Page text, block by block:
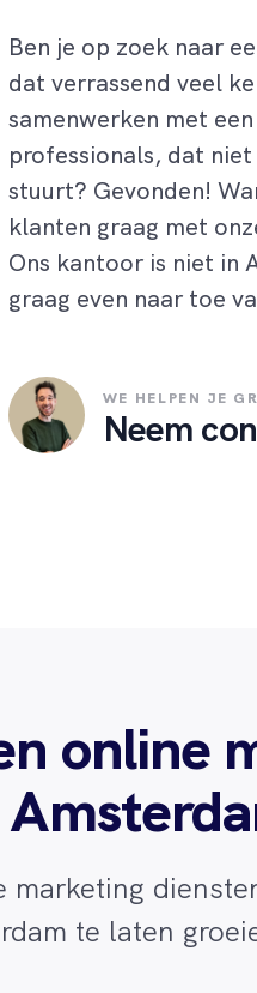
Ben je op zoek naar
dat verrassend veel
samenwerken met
professionals, dat
stuurt? Gevonden!
klanten graag met
Ons kantoor is niet in
graag even naar toe
WE HELPEN JE
Neem
online
te laten